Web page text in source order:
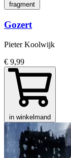
fragment
Gozert
Pieter Koolwijk
€ 9,99
in winkelmand